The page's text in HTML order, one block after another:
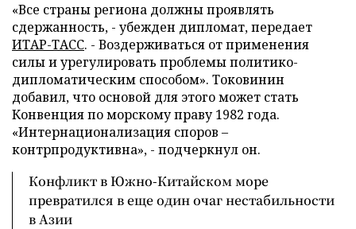
«Все страны региона должны проявлять
сдержанность, - убежден дипломат, передает
ИТАР-ТАСС. - Воздерживаться от применения
силы и урегулировать проблемы политико-
дипломатическим способом». Токовинин
добавил, что основой для этого может стать
Конвенция по морскому праву 1982 года.
«Интернационализация споров –
контрпродуктивна», - подчеркнул он.
Конфликт в Южно-Китайском море
превратился в еще один очаг нестабильности
в Азии